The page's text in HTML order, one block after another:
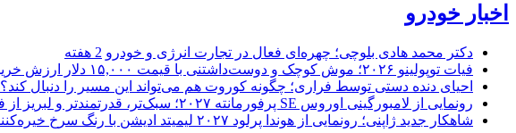
اخبار خودرو
دکتر محمد هادی بلوچی؛ چهره‌ای فعال در تجارت انرژی و خودرو 2 هفته
فیات توپولینو ۲۰۲۶؛ موش کوچک و دوست‌داشتنی با قیمت ۱۵,۰۰۰ دلار ارزش خرید دارد؟
احیای دنده دستی توسط فراری؛ چگونه کوروت هم می‌تواند این مسیر را دنبال کند؟
رونمایی از لامبورگینی اوروس SE پرفورمانته ۲۰۲۷؛ سبک‌تر، قدرتمندتر و لبریز از فیبر کربن
شاهکار جدید ژاپنی؛ رونمایی از هوندا پرلود ۲۰۲۷ لیمیتد ادیشن با رنگ سرخ خیره‌کننده